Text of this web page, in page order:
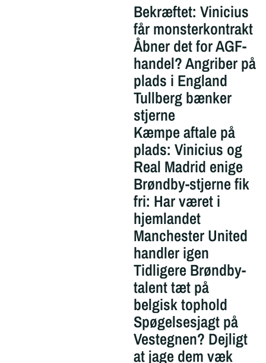
Bekræftet: Vinicius
får monsterkontrakt
Åbner det for AGF-
handel? Angriber på
plads i England
Tullberg bænker
stjerne
Kæmpe aftale på
plads: Vinicius og
Real Madrid enige
Brøndby-stjerne fik
fri: Har været i
hjemlandet
Manchester United
handler igen
Tidligere Brøndby-
talent tæt på
belgisk tophold
Spøgelsesjagt på
Vestegnen? Dejligt
at jage dem væk